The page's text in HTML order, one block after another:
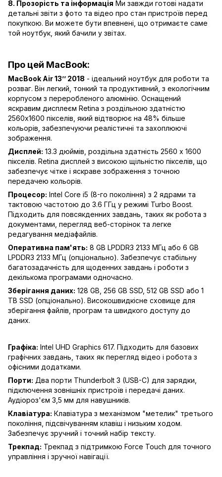
8. Прозорість та інформація Ми завжди готові надати
детальні звіти з фото та відео про стан пристроїв перед
покупкою. Ви можете бути впевнені, що отримаєте саме
той ноутбук, який бачили у звітах.
Про цей MacBook:
MacBook Air 13’’ 2018 - ідеальний ноутбук для роботи та
розваг. Він легкий, тонкий та продуктивний, з екологічним
корпусом з переробленого алюмінію. Оснащений
яскравим дисплеєм Retina з роздільною здатністю
2560x1600 пікселів, який відтворює на 48% більше
кольорів, забезпечуючи реалістичні та захоплюючі
зображення.
Дисплей: 13.3 дюймів, роздільна здатність 2560 x 1600
пікселів. Retina дисплей з високою щільністю пікселів, що
забезпечує чітке і яскраве зображення з точною
передачею кольорів.
Процесор: Intel Core i5 (8-го покоління) з 2 ядрами та
тактовою частотою до 3.6 ГГц у режимі Turbo Boost.
Підходить для повсякденних завдань, таких як робота з
документами, перегляд веб-сторінок та легке
редагування медіафайлів.
Оперативна пам'ять: 8 GB LPDDR3 2133 МГц або 6 GB
LPDDR3 2133 МГц (опціонально). Забезпечує стабільну
багатозадачність для щоденних завдань і роботи з
декількома програмами одночасно.
Зберігання даних: 128 GB, 256 GB SSD, 512 GB SSD або 1
TB SSD (опціонально). Високошвидкісне сховище для
зберігання файлів, програм та швидкого доступу до
даних.
Графіка: Intel UHD Graphics 617. Підходить для базових
графічних завдань, таких як перегляд відео і робота з
офісними додатками.
Порти: Два порти Thunderbolt 3 (USB-C) для зарядки,
підключення зовнішніх пристроїв і передачі даних.
Аудіороз'єм 3,5 мм для навушників.
Клавіатура: Клавіатура з механізмом "метелик" третього
покоління, підсвічуванням клавіш і низьким ходом.
Забезпечує зручний і точний набір тексту.
Трекпад: Трекпад з підтримкою Force Touch для точного
управління і зручної навігації.